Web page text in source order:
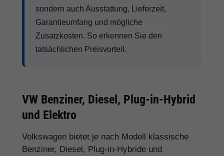
sondern auch Ausstattung, Lieferzeit,
Garantieumfang und mögliche
Zusatzkosten. So erkennen Sie den
tatsächlichen Preisvorteil.
VW Benziner, Diesel, Plug-in-Hybrid
und Elektro
Volkswagen bietet je nach Modell klassische
Benziner, Diesel, Plug-in-Hybride und